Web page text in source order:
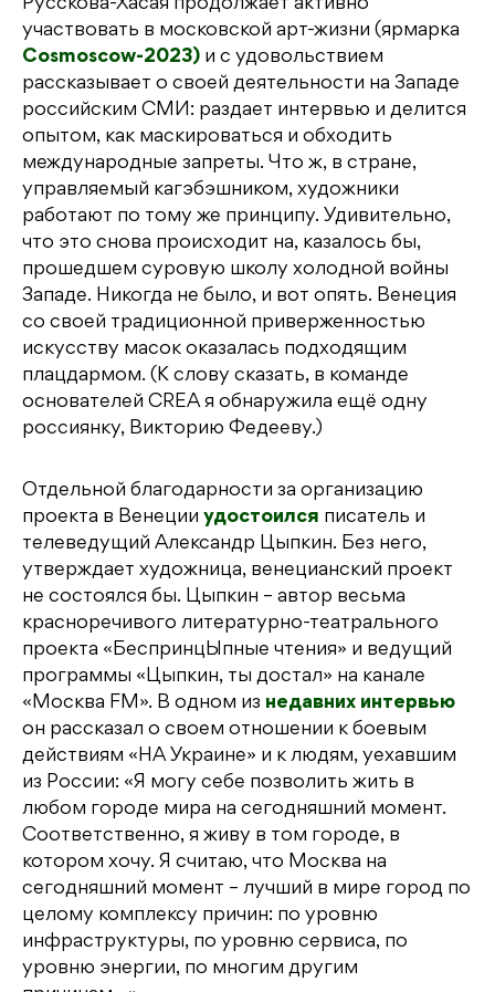
Русскова-Хасая продолжает активно
участвовать в московской арт-жизни (ярмарка
Cosmoscow-2023) и с удовольствием
рассказывает о своей деятельности на Западе
российским СМИ: раздает интервью и делится
опытом, как маскироваться и обходить
международные запреты. Что ж, в стране,
управляемый кагэбэшником, художники
работают по тому же принципу. Удивительно,
что это снова происходит на, казалось бы,
прошедшем суровую школу холодной войны
Западе. Никогда не было, и вот опять. Венеция
со своей традиционной приверженностью
искусству масок оказалась подходящим
плацдармом. (К слову сказать, в команде
основателей CREA я обнаружила ещё одну
россиянку, Викторию Федееву.)
Отдельной благодарности за организацию
проекта в Венеции удостоился писатель и
телеведущий Александр Цыпкин. Без него,
утверждает художница, венецианский проект
не состоялся бы. Цыпкин – автор весьма
красноречивого литературно-театрального
проекта «БеспринцЫпные чтения» и ведущий
программы «Цыпкин, ты достал» на канале
«Москва FM». В одном из недавних интервью
он рассказал о своем отношении к боевым
действиям «НА Украине» и к людям, уехавшим
из России: «Я могу себе позволить жить в
любом городе мира на сегодняшний момент.
Соответственно, я живу в том городе, в
котором хочу. Я считаю, что Москва на
сегодняшний момент – лучший в мире город по
целому комплексу причин: по уровню
инфраструктуры, по уровню сервиса, по
уровню энергии, по многим другим